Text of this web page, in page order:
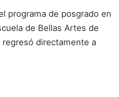
programa de posgrado en
de Bellas Artes de
directamente a